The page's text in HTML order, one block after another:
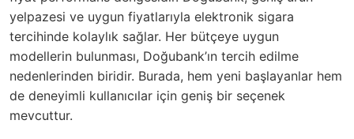
yelpazesi ve uygun fiyatlarıyla elektronik sigara
tercihinde kolaylık sağlar. Her bütçeye uygun
modellerin bulunması, Doğubank’ın tercih edilme
nedenlerinden biridir. Burada, hem yeni başlayanlar hem
de deneyimli kullanıcılar için geniş bir seçenek
mevcuttur.